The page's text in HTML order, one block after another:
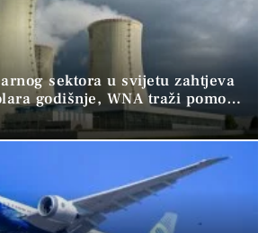
sektora u svijetu zahtjeva
godišnje, WNA traži pomoć